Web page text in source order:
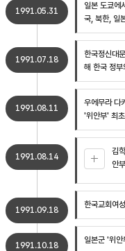
1991.05.31
일본 도쿄에
국, 북한, 일
1991.07.18
한국정신대
해 한국 정
1991.08.11
우에무라 다
'위안부' 최
1991.08.14
김
안
1991.09.18
한국교회여
1991.10.18
일본군 '위